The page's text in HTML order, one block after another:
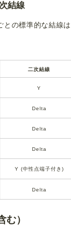
結線
との標準的な結線
二次結線
Y
Delta
Delta
Delta
Y (中性点端子付き)
Delta
）